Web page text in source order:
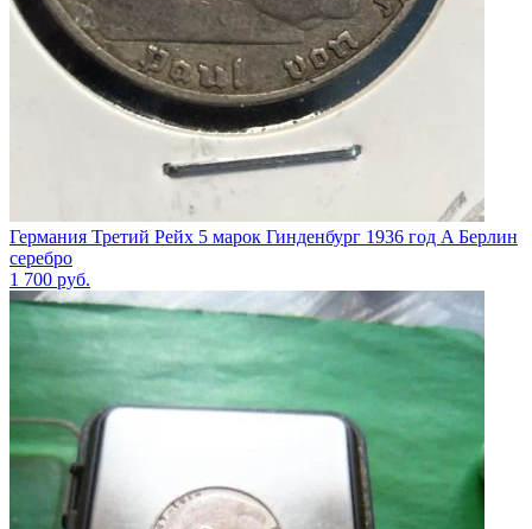
Германия Третий Рейх 5 марок Гинденбург 1936 год A Берлин
серебро
1 700 руб.